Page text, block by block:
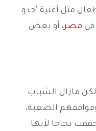
مثل أغنية "جدو
في مصر، أو بعض
ثروت الـ35 عاما، لكن مازال الشباب
الصعبة،
نجاحا لأنها